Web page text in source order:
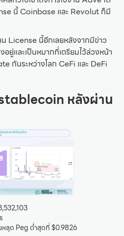
นี้ Coinbase และ Revolut ก็มี
น License นี้อีกเลยหลังจากมีข่าว
ยู่และเป็นหมากที่เตรียมไว้ล่วงหน้า
กันระหว่างโลก CeFi และ DeFi
หลังผ่าน
หลุด Peg ต่ำสุดที่ $0.9826